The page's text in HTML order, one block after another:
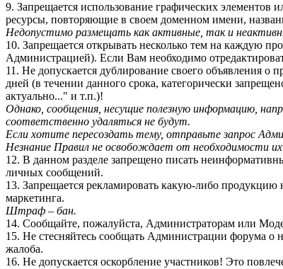
9. Запрещается использование графических
ресурсы, повторяющие в своем доменном имени,
Недопустимо размещать как активные, так и
10. Запрещается открывать несколько тем на каждую
Администрацией). Если Вам необходимо
11. Не допускается дублирование своего объявления
дней (в течении данного срока, категорически
актуально..." и т.п.)!
Однако, сообщения, несущие полезную информацию,
соответственно удаляться не будут.
Если хотите пересоздать тему, отправьте запрос
Hезнание Правил не освобождает от необходимости их
12. В данном разделе запрещено писать
личных сообщений.
13. Запрещается рекламировать какую-либо
маркетинга.
Штраф – бан.
14. Сообщайте, пожалуйста, Администраторам или
15. Не стесняйтесь сообщать Администрации форума о
жалоба.
16. Не допускается оскорбление участников! Это